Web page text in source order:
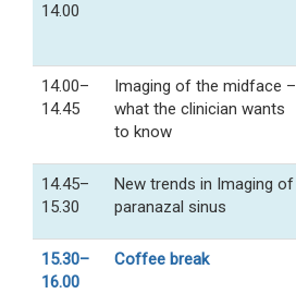
14.00
14.00–
14.45
Imaging of the midface –
what the clinician wants
to know
14.45–
15.30
New trends in Imaging of
paranazal sinus
15.30–
16.00
Coffee break